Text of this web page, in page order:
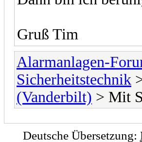
Gruß Tim
Alarmanlagen-
Sicherheitstechnik
(Vanderbilt) > Mit
Deutsche Übersetzung: